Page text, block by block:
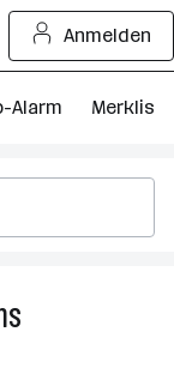
Anmelden
Alarm Merkliste